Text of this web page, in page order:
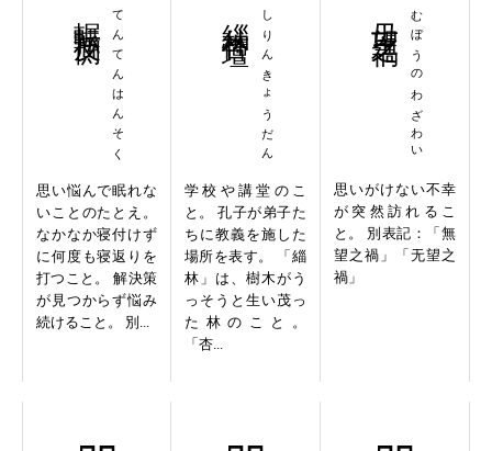
てんてんはんそく
思い悩んで眠れな
いことのたとえ。
なかなか寝付けず
に何度も寝返りを
打つこと。 解決策
が見つからず悩み
続けること。 別...
しりんきょうだん
学校や講堂のこ
と。 孔子が弟子た
ちに教義を施した
場所を表す。 「緇
林」は、樹木がう
っそうと生い茂っ
た林のこと。
「杏...
むぼうのわざわい
思いがけない不幸
が突然訪れるこ
と。 別表記：「無
望之禍」「无望之
禍」